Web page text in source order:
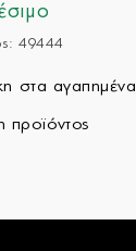
49444
στα αγαπημένα
προϊόντος